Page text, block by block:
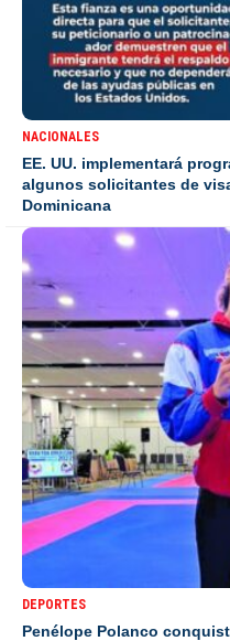
NACIONALES
EE. UU. implementará
algunos solicitantes de
Dominicana
DEPORTES
Penélope Polanco